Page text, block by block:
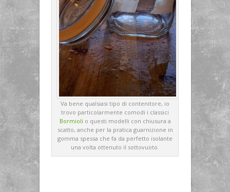
Va bene qualsiasi tipo di contenitore, io
trovo particolarmente comodi i classici
Bormioli o questi modelli con chiusura a
scatto, anche per la pratica guarnizione in
gomma spessa che fa da perfetto isolante
una volta ottenuto il sottovuoto.